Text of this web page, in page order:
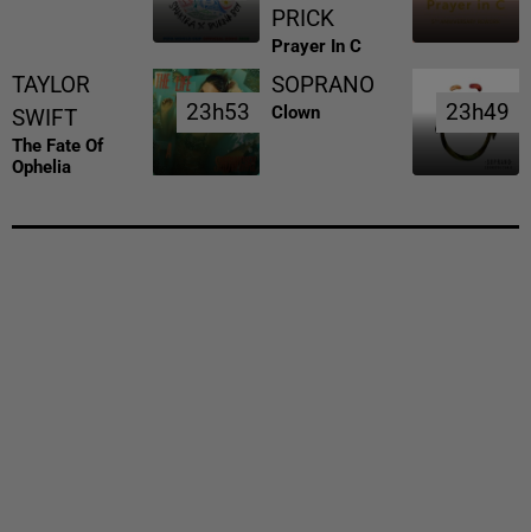
PRICK
Prayer In C
TAYLOR
SWIFT
The Fate Of
Ophelia
23h53
23h53
SOPRANO
Clown 23h49
23h49